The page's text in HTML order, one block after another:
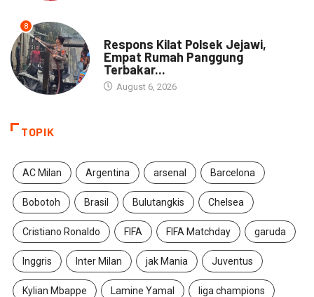
8
Respons Kilat Polsek Jejawi,
Empat Rumah Panggung
Terbakar...
August 6, 2026
TOPIK
AC Milan Argentina arsenal Barcelona
Bobotoh Brasil Bulutangkis Chelsea
Cristiano Ronaldo FIFA FIFA Matchday garuda
Inggris Inter Milan jak Mania Juventus
Kylian Mbappe Lamine Yamal liga champions